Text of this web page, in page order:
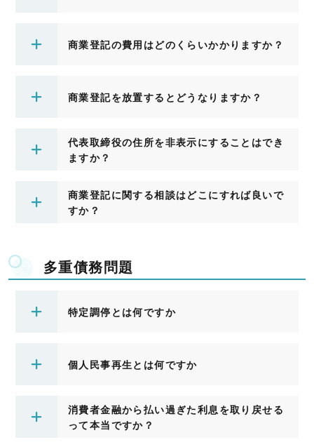
商業登記の費用はどのくらいかかりますか？
商業登記を放置するとどうなりますか？
代表取締役の住所を非表示にすることはでき
ますか？
商業登記に関する相談はどこにすれば良いで
すか？
多重債務問題
特定調停とは何ですか
個人民事再生とは何ですか
消費者金融から払い過ぎた利息を取り戻せる
って本当ですか？